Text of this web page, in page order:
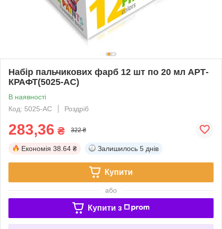
Набір пальчикових фарб 12 шт по 20 мл АРТ-
КРАФТ(5025-AC)
В наявності
Код: 5025-AC
Роздріб
283,36 ₴ 322 ₴
Економія 38.64 ₴ Залишилось 5 днів
Купити
або
Купити з